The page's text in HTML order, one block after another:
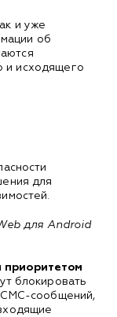
и уже
об
и исходящего
для
для Android
блокировать
СМС-сообщений,